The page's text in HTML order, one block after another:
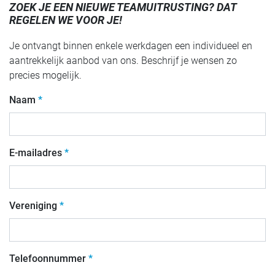
ZOEK JE EEN NIEUWE TEAMUITRUSTING? DAT
REGELEN WE VOOR JE!
Je ontvangt binnen enkele werkdagen een individueel en
aantrekkelijk aanbod van ons. Beschrijf je wensen zo
precies mogelijk.
Naam
E-mailadres
Vereniging
Telefoonnummer